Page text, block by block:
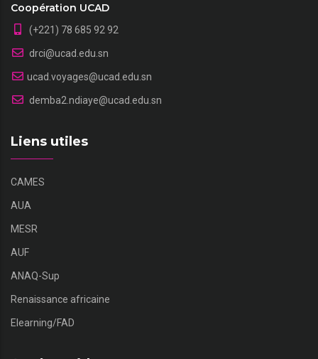
Coopération UCAD
(+221) 78 685 92 92
drci@ucad.edu.sn
ucad.voyages@ucad.edu.sn
demba2.ndiaye@ucad.edu.sn
Liens utiles
CAMES
AUA
MESR
AUF
ANAQ-Sup
Renaissance africaine
Elearning/FAD